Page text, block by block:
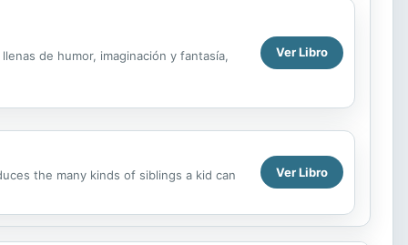
de humor, imaginación y fantasía, Ver Libro
the many kinds of siblings a kid can Ver Libro